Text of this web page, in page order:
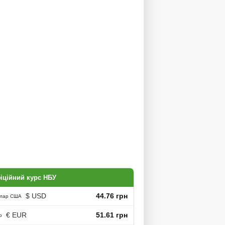
курс НБУ
США $ USD 44.76 грн
€ EUR 51.61 грн